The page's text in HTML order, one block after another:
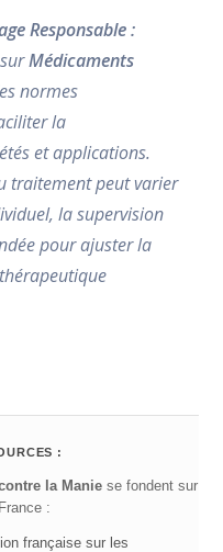
Responsable :
surMédicaments
normes
la
et applications.
traitement peut varier
la supervision
pour ajuster la
:
la Manie se fondent sur
:
française sur les